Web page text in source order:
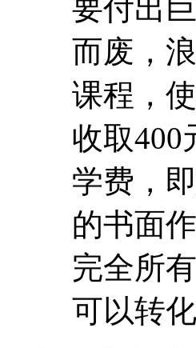
要付出
而废，
课程，
收取400
学费，
的书面
完全所
可以转